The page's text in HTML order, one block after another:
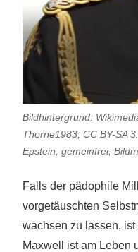
Bildhintergrund:
Thorne1983, CC BY-SA
Epstein, gemeinfrei,
Falls der pädophile
vorgetäuschten
wachsen zu lassen,
Maxwell ist am Leben